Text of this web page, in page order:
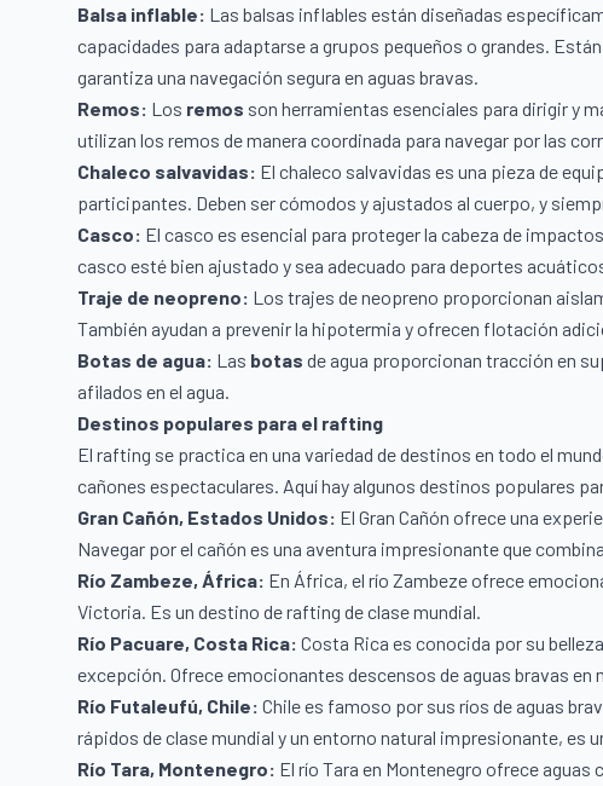
Balsa inflable: Las balsas inflables están diseñadas
capacidades para adaptarse a grupos pequeños o grandes.
garantiza una navegación segura en aguas bravas.
Remos: Los remos son herramientas esenciales para dirigir y
utilizan los remos de manera coordinada para navegar por las
Chaleco salvavidas: El chaleco salvavidas es una pieza de
participantes. Deben ser cómodos y ajustados al cuerpo, y
Casco: El casco es esencial para proteger la cabeza de
casco esté bien ajustado y sea adecuado para deportes
Traje de neopreno: Los trajes de neopreno proporcionan
También ayudan a prevenir la hipotermia y ofrecen flotación
Botas de agua: Las botas de agua proporcionan tracción en
afilados en el agua.
Destinos populares para el rafting
El rafting se practica en una variedad de destinos en todo el
cañones espectaculares. Aquí hay algunos destinos populares
Gran Cañón, Estados Unidos: El Gran Cañón ofrece una
Navegar por el cañón es una aventura impresionante que
Río Zambeze, África: En África, el río Zambeze ofrece
Victoria. Es un destino de rafting de clase mundial.
Río Pacuare, Costa Rica: Costa Rica es conocida por su
excepción. Ofrece emocionantes descensos de aguas bravas en
Río Futaleufú, Chile: Chile es famoso por sus ríos de aguas
rápidos de clase mundial y un entorno natural impresionante, es
Río Tara, Montenegro: El río Tara en Montenegro ofrece